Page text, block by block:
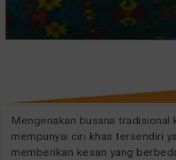
Mengenakan busana tradisional
mempunyai ciri khas tersendiri
memberikan kesan yang